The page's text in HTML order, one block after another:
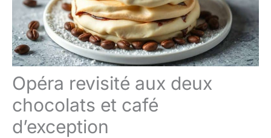
Opéra revisité aux deux
chocolats et café
d’exception